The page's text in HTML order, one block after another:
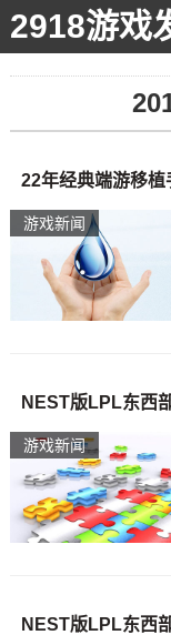
2918游戏
游戏新闻
22年经典端游移
游戏新闻
NEST版LPL东西